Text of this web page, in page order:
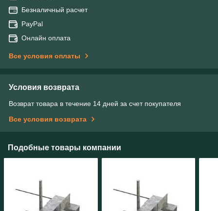
Безналичный расчет
PayPal
Онлайн оплата
Все условия оплаты
Условия возврата
Возврат товара в течение 14 дней за счет покупателя
Все условия возврата
Подобные товары компании